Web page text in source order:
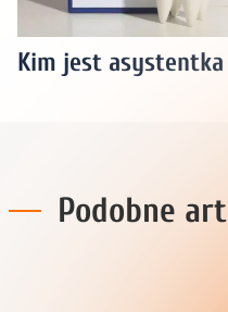
Kim jest
Podobne